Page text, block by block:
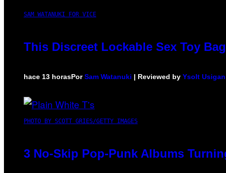
SAM WATANUKI FOR VICE
This Discreet Lockable Sex Toy
hace 13 horasPorSam Watanuki | Reviewed by Ysolt Usigan
PHOTO BY SCOTT GRIES/GETTY IMAGES
3 No-Skip Pop-Punk Albums